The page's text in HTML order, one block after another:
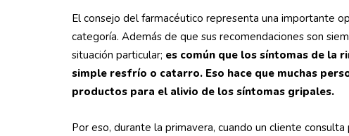
El consejo del farmacéutico representa una importante
categoría. Además de que sus recomendaciones son
situación particular; es común que los síntomas de la
simple resfrío o catarro. Eso hace que muchas
productos para el alivio de los síntomas gripales.
Por eso, durante la primavera, cuando un cliente